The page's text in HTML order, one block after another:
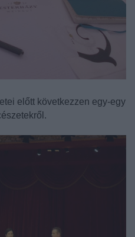
előtt következzen egy-egy